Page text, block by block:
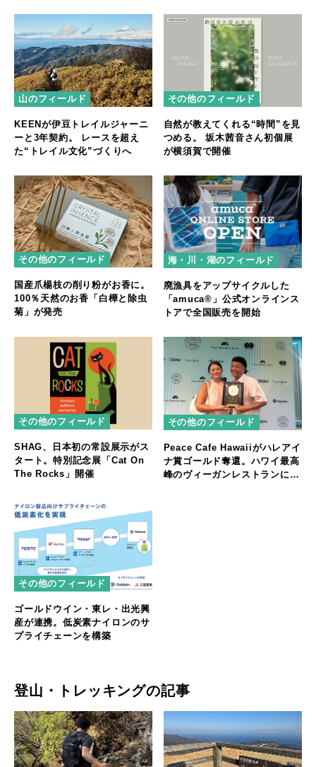
山のフィールド
KEENが伊豆トレイルジャーニ
ーと3年契約。 レースを超え
た“トレイル文化”づくりへ
その他のフィールド
自然が教えてくれる“時間”を見
つめる。 坂木茜音さん初個展
が横須賀で開催
その他のフィールド
国産爪楊枝の削り粉がお香に。
100％天然のお香「白樺と除虫
菊」が発売
海・川・湖のフィールド
廃漁具をアップサイクルした
「amuca®」公式オンラインス
トアで全国販売を開始
その他のフィールド
SHAG、日本初の常設展示がス
タート。特別記念展「Cat On
The Rocks」開催
その他のフィールド
Peace Cafe Hawaiiがハレアイ
ナ賞ゴールド奪還。ハワイ最高
峰のヴィーガンレストランに返
その他のフィールド
ゴールドウイン・東レ・出光興
産が連携。低炭素ナイロンのサ
プライチェーンを構築
登山・トレッキングの記事